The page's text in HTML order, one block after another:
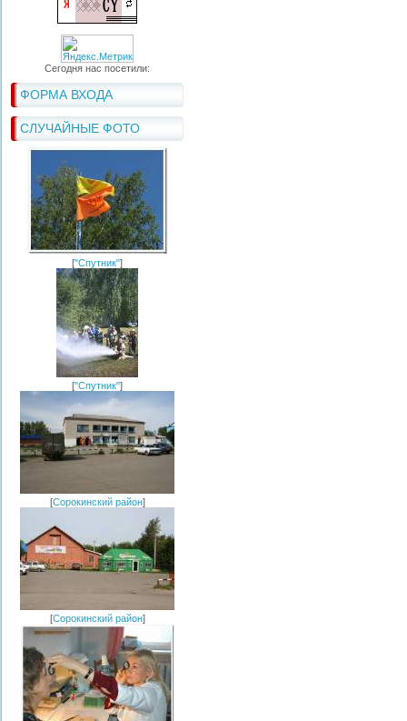
Сегодня нас посетили:
ФОРМА ВХОДА
СЛУЧАЙНЫЕ ФОТО
["Спутник"]
["Спутник"]
[Сорокинский район]
[Сорокинский район]